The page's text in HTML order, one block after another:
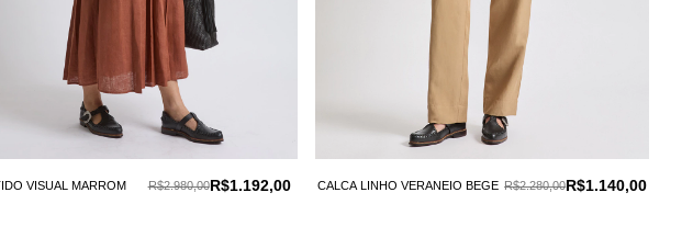
VISUAL MARROM R$1.192,00
R$2.980,00 CALCA LINHO VERANEIO BEGE R$1.140,00
R$2.280,00